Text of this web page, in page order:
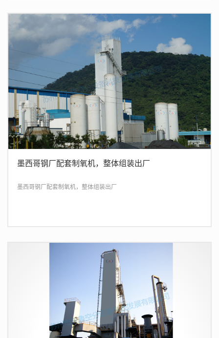
墨西哥钢厂配套制氧机，整体组装出厂
墨西哥钢厂配套制氧机，整体组装出厂